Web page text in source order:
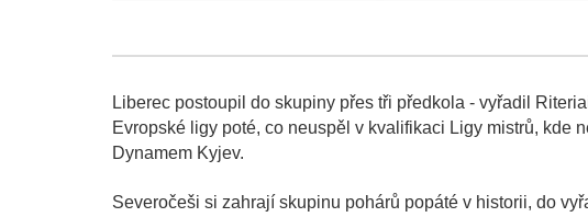
Liberec postoupil do skupiny přes tři předkola - vyřadil
Evropské ligy poté, co neuspěl v kvalifikaci Ligy mistrů, kde
Dynamem Kyjev.
Severočeši si zahrají skupinu pohárů popáté v historii, do